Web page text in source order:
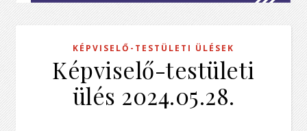
KÉPVISELŐ-TESTÜLETI ÜLÉSEK
Képviselő-testületi
ülés 2024.05.28.